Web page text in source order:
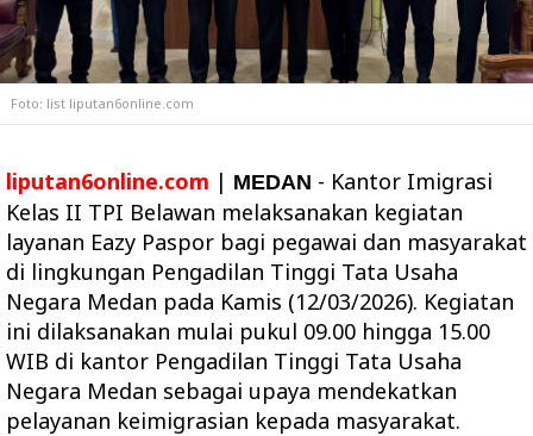
Foto: list liputan6online.com
liputan6online.com | MEDAN - Kantor Imigrasi
Kelas II TPI Belawan melaksanakan kegiatan
layanan Eazy Paspor bagi pegawai dan masyarakat
di lingkungan Pengadilan Tinggi Tata Usaha
Negara Medan pada Kamis (12/03/2026). Kegiatan
ini dilaksanakan mulai pukul 09.00 hingga 15.00
WIB di kantor Pengadilan Tinggi Tata Usaha
Negara Medan sebagai upaya mendekatkan
pelayanan keimigrasian kepada masyarakat.